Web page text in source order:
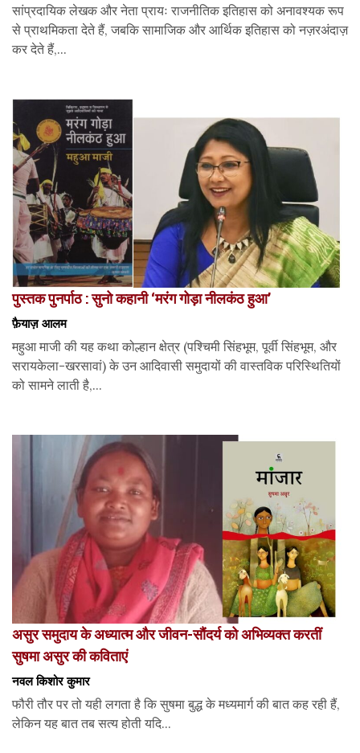
सांप्रदायिक लेखक और नेता प्रायः राजनीतिक इतिहास को अनावश्यक रूप
से प्राथमिकता देते हैं, जबकि सामाजिक और आर्थिक इतिहास को नज़रअंदाज़
कर देते हैं,...
पुस्तक पुनर्पाठ : सुनो कहानी ‘मरंग गोड़ा नीलकंठ हुआ’
फ़ैयाज़ आलम
महुआ माजी की यह कथा कोल्हान क्षेत्र (पश्चिमी सिंहभूम, पूर्वी सिंहभूम, और
सरायकेला-खरसावां) के उन आदिवासी समुदायों की वास्तविक परिस्थितियों
को सामने लाती है,...
असुर समुदाय के अध्यात्म और जीवन-सौंदर्य को अभिव्यक्त करतीं
सुषमा असुर की कविताएं
नवल किशोर कुमार
फौरी तौर पर तो यही लगता है कि सुषमा बुद्ध के मध्यमार्ग की बात कह रही हैं,
लेकिन यह बात तब सत्य होती यदि...